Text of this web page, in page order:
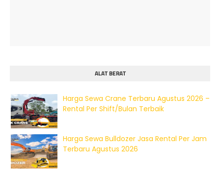
ALAT BERAT
Harga Sewa Crane Terbaru Agustus 2026 –
Rental Per Shift/Bulan Terbaik
Harga Sewa Bulldozer Jasa Rental Per Jam
Terbaru Agustus 2026